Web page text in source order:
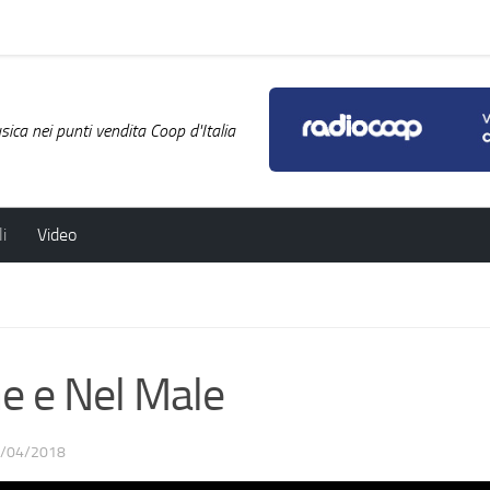
nei punti vendita Coop d'Italia
Video
e Nel Male
04/2018